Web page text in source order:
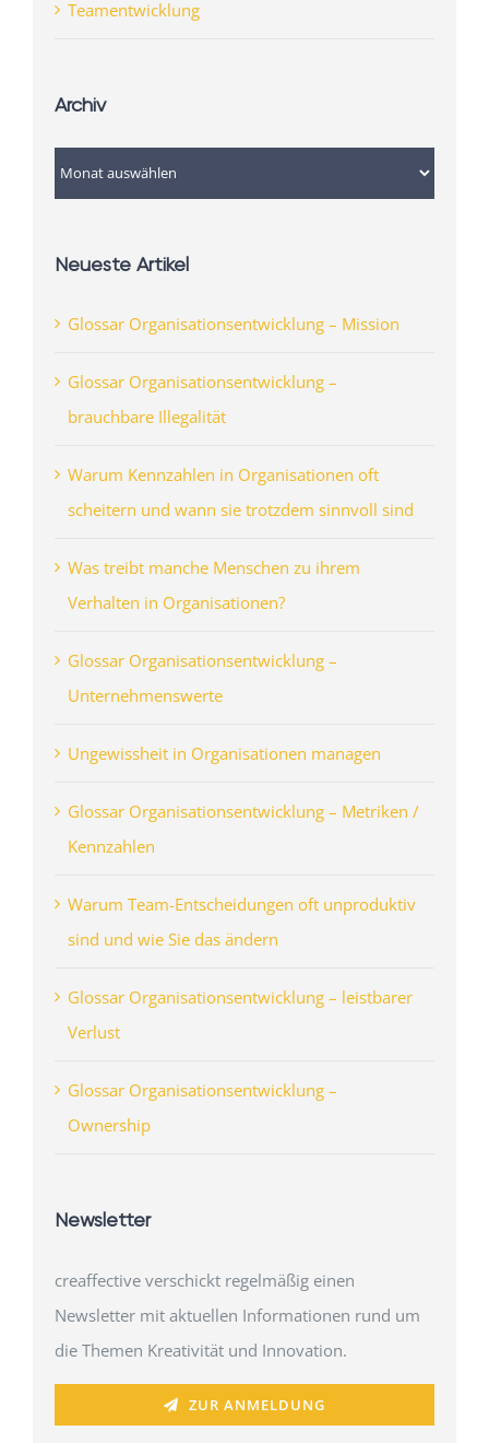
Teamentwicklung
Archiv
Archiv
Neueste Artikel
Glossar Organisationsentwicklung – Mission
Glossar Organisationsentwicklung –
brauchbare Illegalität
Warum Kennzahlen in Organisationen oft
scheitern und wann sie trotzdem sinnvoll sind
Was treibt manche Menschen zu ihrem
Verhalten in Organisationen?
Glossar Organisationsentwicklung –
Unternehmenswerte
Ungewissheit in Organisationen managen
Glossar Organisationsentwicklung – Metriken /
Kennzahlen
Warum Team-Entscheidungen oft unproduktiv
sind und wie Sie das ändern
Glossar Organisationsentwicklung – leistbarer
Verlust
Glossar Organisationsentwicklung –
Ownership
Newsletter
creaffective verschickt regelmäßig einen
Newsletter mit aktuellen Informationen rund um
die Themen Kreativität und Innovation.
ZUR ANMELDUNG